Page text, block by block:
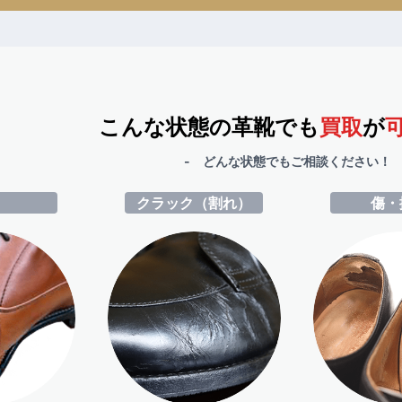
こんな状態の革靴でも買取が
- どんな状態でもご相談ください
クラック（割れ） 傷